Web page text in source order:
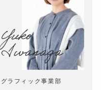
Yuko
Iwanaga
グラフィック事業部